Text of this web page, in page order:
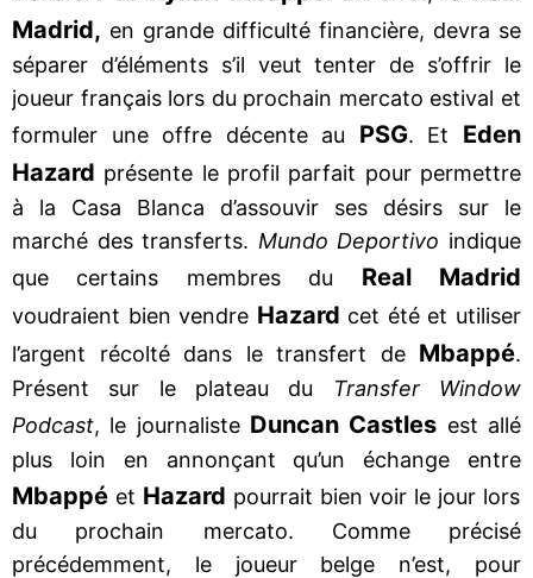
Madrid, en grande difficulté financière, devra se
séparer d’éléments s’il veut tenter de s’offrir le
joueur français lors du prochain mercato estival et
formuler une offre décente au PSG. Et Eden
Hazard présente le profil parfait pour permettre
à la Casa Blanca d’assouvir ses désirs sur le
marché des transferts. Mundo Deportivo indique
que certains membres du Real Madrid
voudraient bien vendre Hazard cet été et utiliser
l’argent récolté dans le transfert de Mbappé.
Présent sur le plateau du Transfer Window
Podcast, le journalisteDuncan Castles est allé
plus loin en annonçant qu’un échange entre
Mbappé et Hazard pourrait bien voir le jour lors
du prochain mercato. Comme précisé
précédemment, le joueur belge n’est, pour